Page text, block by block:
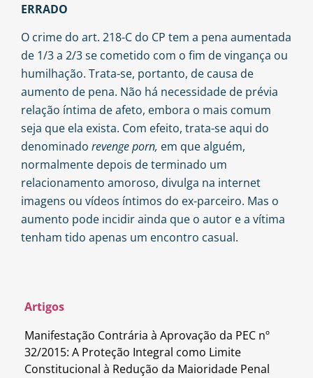
ERRADO
O crime do art. 218-C do CP tem a pena aumentada
de 1/3 a 2/3 se cometido com o fim de vingança ou
humilhação. Trata-se, portanto, de causa de
aumento de pena. Não há necessidade de prévia
relação íntima de afeto, embora o mais comum
seja que ela exista. Com efeito, trata-se aqui do
denominado revenge porn, em que alguém,
normalmente depois de terminado um
relacionamento amoroso, divulga na internet
imagens ou vídeos íntimos do ex-parceiro. Mas o
aumento pode incidir ainda que o autor e a vítima
tenham tido apenas um encontro casual.
Artigos
Manifestação Contrária à Aprovação da PEC nº
32/2015: A Proteção Integral como Limite
Constitucional à Redução da Maioridade Penal